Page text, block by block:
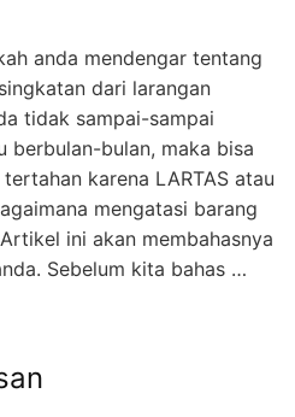
anda mendengar tentang
dari larangan
tidak sampai-sampai
berbulan-bulan, maka bisa
karena LARTAS atau
mengatasi barang
ini akan membahasnya
Sebelum kita bahas …